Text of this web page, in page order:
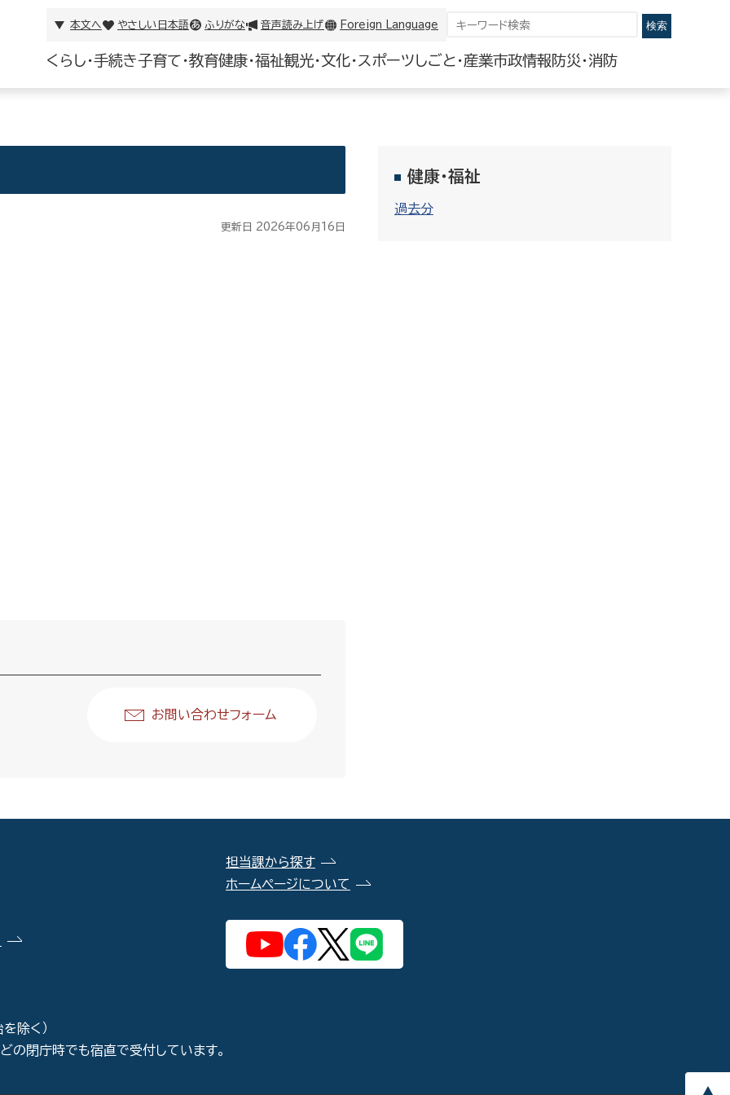
本文へ やさしい日本語 ふりがな 音声読み上げ Foreign Language
くらし・手続き子育て・教育健康・福祉観光・文化・スポーツしごと・産業市政情報 防災・消防
健康・福祉
過去分
更新日 2026年06月16日
お問い合わせフォーム
除く）
の閉庁時でも宿直で受付しています。
担当課から探す
ホームページについて